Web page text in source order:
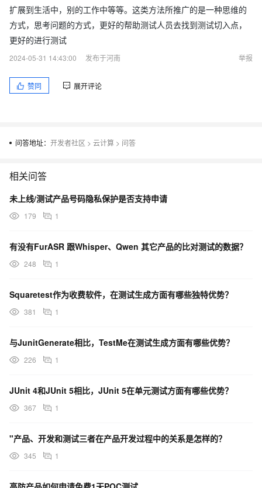
扩展到生活中，别的工作中等等。这类方法所推广的是一种思维的
方式，思考问题的方式，更好的帮助测试人员去找到测试切入点，
更好的进行测试
2024-05-31 14:43:00
发布于河南 举报
赞同 展开评论
问答地址： 开发者社区 > 云计算 > 问答
相关问答
未上线/测试产品号码隐私保护是否支持申请
179 1
有没有FurASR 跟Whisper、Qwen 其它产品的比对测试的数据？
248 1
Squaretest作为收费软件，在测试生成方面有哪些独特优势？
381 1
与JunitGenerate相比，TestMe在测试生成方面有哪些优势？
226 1
JUnit 4和JUnit 5相比，JUnit 5在单元测试方面有哪些优势？
367 1
"产品、开发和测试三者在产品开发过程中的关系是怎样的？
345 1